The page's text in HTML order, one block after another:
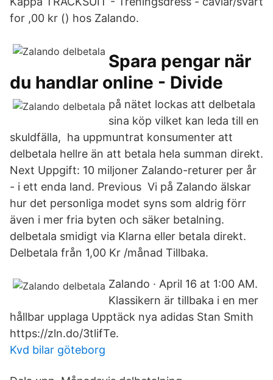
for ,00 kr () hos Zalando.
Spara pengar när
du handlar online - Divide
på nätet lockas att delbetala
sina köp vilket kan leda till en
skuldfälla, ha uppmuntrat konsumenter att
delbetala hellre än att betala hela summan direkt.
Next Uppgift: 10 miljoner Zalando-returer per år
- i ett enda land. Previous Vi på Zalando älskar
hur det personliga modet syns som aldrig förr
även i mer fria byten och säker betalning.
delbetala smidigt via Klarna eller betala direkt.
Delbetala från 1,00 Kr /månad Tillbaka.
Zalando · April 16 at 1:00 AM.
Klassikern är tillbaka i en mer
hållbar upplaga Upptäck nya adidas Stan Smith
https://zln.do/3tlifTe.
Kvd bilar göteborg